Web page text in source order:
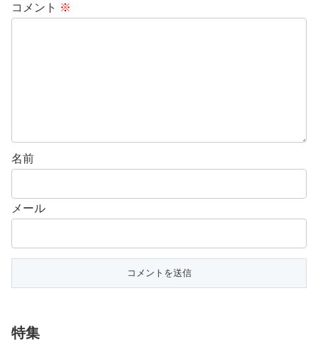
コメント ※
名前
メール
特集